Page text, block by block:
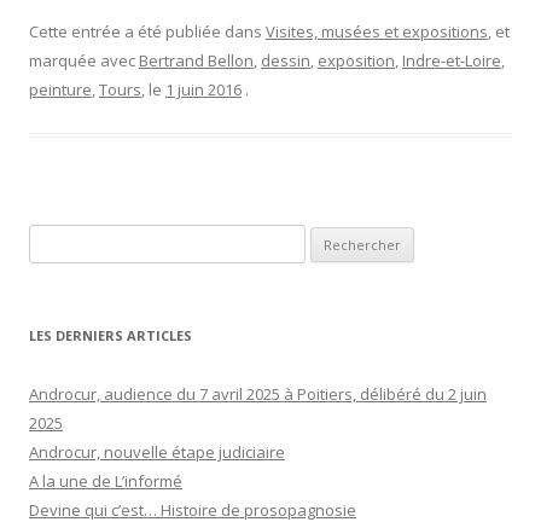
Cette entrée a été publiée dans Visites, musées et expositions, et
marquée avec Bertrand Bellon, dessin, exposition, Indre-et-Loire,
peinture,Tours, le 1 juin 2016 .
LES DERNIERS ARTICLES
Androcur, audience du 7 avril 2025 à Poitiers, délibéré du 2 juin
2025
Androcur, nouvelle étape judiciaire
A la une de L’informé
Devine qui c’est… Histoire de prosopagnosie